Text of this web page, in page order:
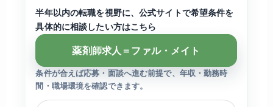
半年以内の転職を視野に、公式サイトで希望条件を
具体的に相談したい方はこちら
薬剤師求人＝ファル・メイト
条件が合えば応募・面談へ進む前提で、年収・勤務時
間・職場環境を確認できます。